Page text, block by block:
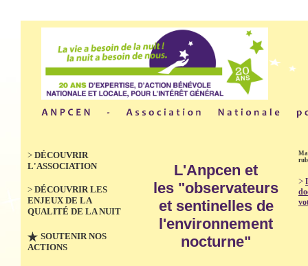
> DÉCOUVRIR
L'ASSOCIATION
> DÉCOUVRIR LES
ENJEUX DE LA
QUALITÉ DE LA NUIT
SOUTENIR NOS
ACTIONS
L'Anpcen et
les "observateurs
et sentinelles de
l'environnement
nocturne"
>